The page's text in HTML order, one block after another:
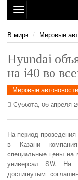
Toggle
navigation
В мире
Мировые
Hyundai
на i40 во
Мировые автоновости
Суббота, 06 апреля
На период
в Казани
специальные цены на
универсал SW. На
достигнутым